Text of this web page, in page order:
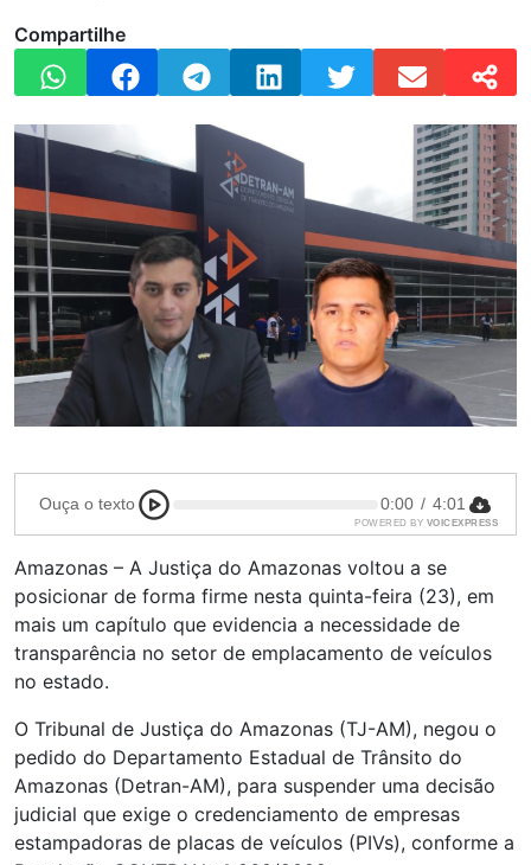
Compartilhe
Ouça o texto 0:00 / 4:01
POWERED BY VOICEXPRESS
Amazonas – A Justiça do Amazonas voltou a se
posicionar de forma firme nesta quinta-feira (23), em
mais um capítulo que evidencia a necessidade de
transparência no setor de emplacamento de veículos
no estado.
O Tribunal de Justiça do Amazonas (TJ-AM), negou o
pedido do Departamento Estadual de Trânsito do
Amazonas (Detran-AM), para suspender uma decisão
judicial que exige o credenciamento de empresas
estampadoras de placas de veículos (PIVs), conforme a